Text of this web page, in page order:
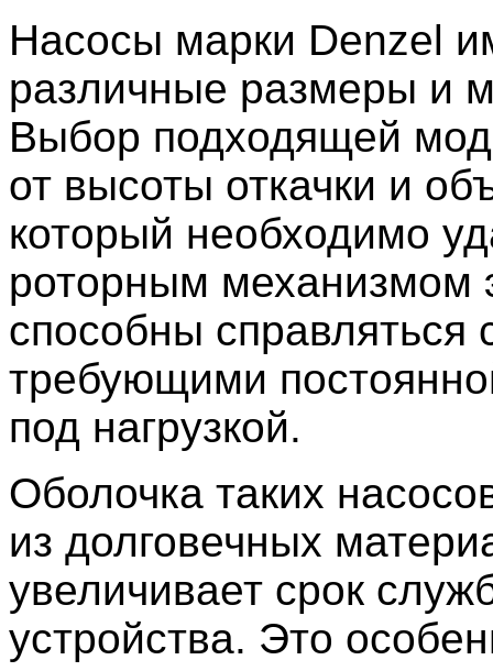
Насосы марки Denzel
различные размеры и
Выбор подходящей
от высоты откачки и
который необходимо
роторным механизмом
способны справляться
требующими
под нагрузкой.
Оболочка таких
из долговечных
увеличивает срок
устройства. Это